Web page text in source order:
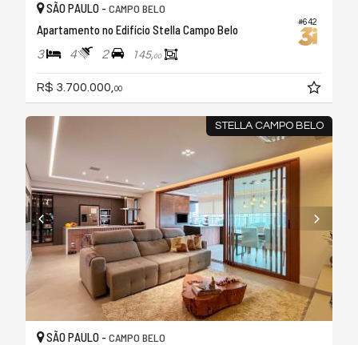
#642
SÃO PAULO - CAMPO BELO
Apartamento no Edifício Stella Campo Belo
3 4 2 145,00
R$ 3.700.000,00
STELLA CAMPO BELO
SÃO PAULO - CAMPO BELO